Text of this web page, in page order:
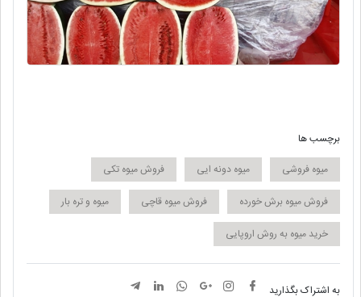
برچسب ها
میوه فروشی
میوه دونه ایی
فروش میوه تکی
فروش میوه برش خورده
فروش میوه قاچی
میوه و تره بار
خرید میوه به روش اروپایی
به اشتراک بگذارید